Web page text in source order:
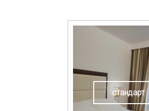
стандарт